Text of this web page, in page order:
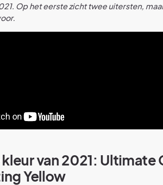
Op het eerste zicht twee uitersten,
van 2021: Ultimate
Yellow